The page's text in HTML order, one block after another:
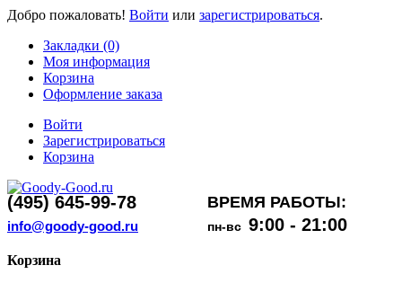
Добро пожаловать! Войти или зарегистрироваться.
Закладки (0)
Моя информация
Корзина
Оформление заказа
Войти
Зарегистрироваться
Корзина
(495) 645-99-78 ВРЕМЯ РАБОТЫ:
info@goody-good.ru пн-вс 9:00 - 21:00
Корзина